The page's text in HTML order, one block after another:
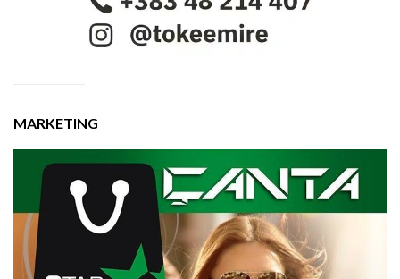
MARKETING